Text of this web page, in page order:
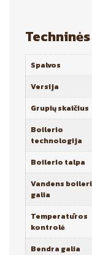
Spalvos
Versija
Grupių skaičius
Boilerio
technologija
Boilerio talpa
Vandens
galia
Temperatūros
kontrolė
Bendra galia